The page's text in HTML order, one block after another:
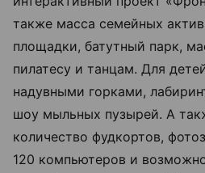
также масса семейных
площадки, батутный парк,
пилатесу и танцам. Для
надувными горками,
шоу мыльных пузырей. А
количество фудкортов,
120 компьютеров и